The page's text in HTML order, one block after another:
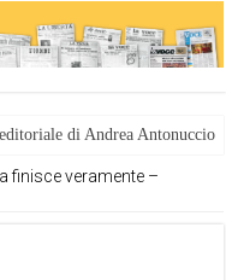
di Andrea Antonuccio
finisce veramente –